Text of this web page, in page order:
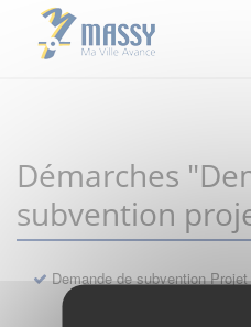
Démarches
subvention
Demande de subvention